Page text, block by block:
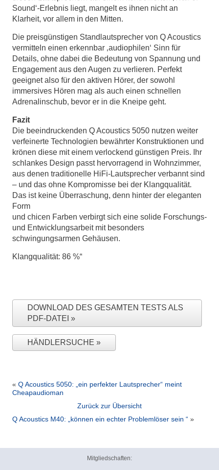
Sound‘-Erlebnis liegt, mangelt es ihnen nicht an
Klarheit, vor allem in den Mitten.
Die preisgünstigen Standlautsprecher von Q Acoustics
vermitteln einen erkennbar ‚audiophilen‘ Sinn für
Details, ohne dabei die Bedeutung von Spannung und
Engagement aus den Augen zu verlieren. Perfekt
geeignet also für den aktiven Hörer, der sowohl
immersives Hören mag als auch einen schnellen
Adrenalinschub, bevor er in die Kneipe geht.
Fazit
Die beeindruckenden Q Acoustics 5050 nutzen weiter
verfeinerte Technologien bewährter Konstruktionen und
krönen diese mit einem verlockend günstigen Preis. Ihr
schlankes Design passt hervorragend in Wohnzimmer,
aus denen traditionelle HiFi-Lautsprecher verbannt sind
– und das ohne Kompromisse bei der Klangqualität.
Das ist keine Überraschung, denn hinter der eleganten
Form
und chicen Farben verbirgt sich eine solide Forschungs-
und Entwicklungsarbeit mit besonders
schwingungsarmen Gehäusen.
Klangqualität: 86 %“
DOWNLOAD DES GESAMTEN TESTS ALS
PDF-DATEI
HÄNDLERSUCHE
« Q Acoustics 5050: „ein perfekter Lautsprecher“ meint
Cheapaudioman
Zurück zur Übersicht
Q Acoustics M40: „können ein echter Problemlöser sein “ »
Mitgliedschaften: